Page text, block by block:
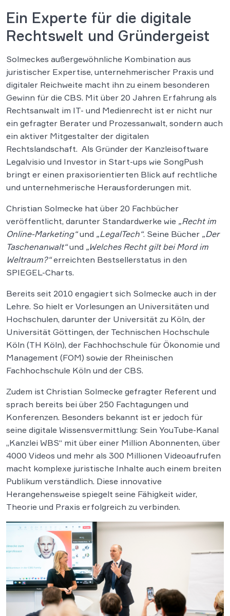
Ein Experte für die digitale
Rechtswelt und Gründergeist
Solmeckes außergewöhnliche Kombination aus
juristischer Expertise, unternehmerischer Praxis und
digitaler Reichweite macht ihn zu einem besonderen
Gewinn für die CBS. Mit über 20 Jahren Erfahrung als
Rechtsanwalt im IT- und Medienrecht ist er nicht nur
ein gefragter Berater und Prozessanwalt, sondern auch
ein aktiver Mitgestalter der digitalen
Rechtslandschaft. Als Gründer der Kanzleisoftware
Legalvisio und Investor in Start-ups wie SongPush
bringt er einen praxisorientierten Blick auf rechtliche
und unternehmerische Herausforderungen mit.
Christian Solmecke hat über 20 Fachbücher
veröffentlicht, darunter Standardwerke wie „Recht im
Online-Marketing“und „LegalTech“. Seine Bücher „Der
Taschenanwalt“und „Welches Recht gilt bei Mord im
Weltraum?“erreichten Bestsellerstatus in den
SPIEGEL-Charts.
Bereits seit 2010 engagiert sich Solmecke auch in der
Lehre. So hielt er Vorlesungen an Universitäten und
Hochschulen, darunter der Universität zu Köln, der
Universität Göttingen, der Technischen Hochschule
Köln (TH Köln), der Fachhochschule für Ökonomie und
Management (FOM) sowie der Rheinischen
Fachhochschule Köln und der CBS.
Zudem ist Christian Solmecke gefragter Referent und
sprach bereits bei über 250 Fachtagungen und
Konferenzen. Besonders bekannt ist er jedoch für
seine digitale Wissensvermittlung: Sein YouTube-Kanal
„Kanzlei WBS“ mit über einer Million Abonnenten, über
4000 Videos und mehr als 300 Millionen Videoaufrufen
macht komplexe juristische Inhalte auch einem breiten
Publikum verständlich. Diese innovative
Herangehensweise spiegelt seine Fähigkeit wider,
Theorie und Praxis erfolgreich zu verbinden.